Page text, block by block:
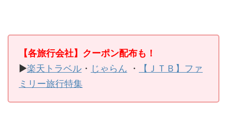
【各旅行会社】クーポン配布も！
▶楽天トラベル ・ じゃらん ・
【ＪＴＢ】ファ
ミリー旅行特集